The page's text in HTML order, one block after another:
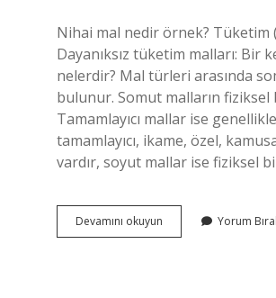
Nihai mal nedir örnek? Tüketim
Dayanıksız tüketim malları: Bir
nelerdir? Mal türleri arasında
bulunur. Somut malların
Tamamlayıcı mallar ise
tamamlayıcı, ikame, özel,
vardır, soyut mallar ise fiziksel
Devamını okuyun
Mallar
Yorum